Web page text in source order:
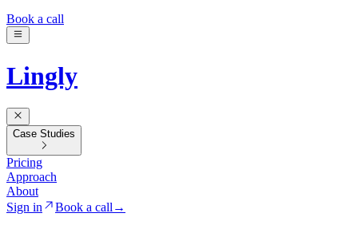
Book a call
Lingly
Case Studies
Pricing
Approach
About
Sign in
Book a call →